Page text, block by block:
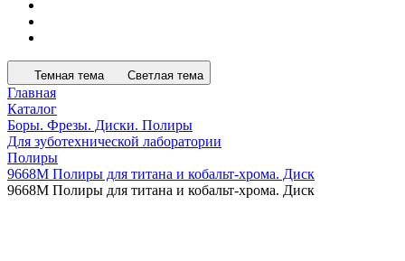
Темная тема Светлая тема
Главная
Каталог
Боры. Фрезы. Диски. Полиры
Для зуботехнической лаборатории
Полиры
9668M Полиры для титана и кобальт-хрома. Диск
9668M Полиры для титана и кобальт-хрома. Диск